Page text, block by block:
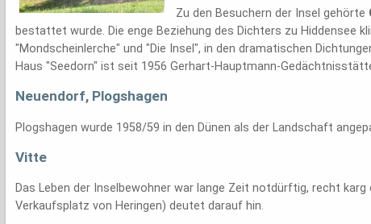
Zu den Besuchern der Insel gehörte
bestattet wurde. Die enge Beziehung des Dichters zu Hiddensee
"Mondscheinlerche" und "Die Insel", in den dramatischen
Haus "Seedorn" ist seit 1956 Gerhart-Hauptmann-
Neuendorf, Plogshagen
Plogshagen wurde 1958/59 in den Dünen als der Landschaft
Vitte
Das Leben der Inselbewohner war lange Zeit notdürftig, recht
Verkaufsplatz von Heringen) deutet darauf hin.